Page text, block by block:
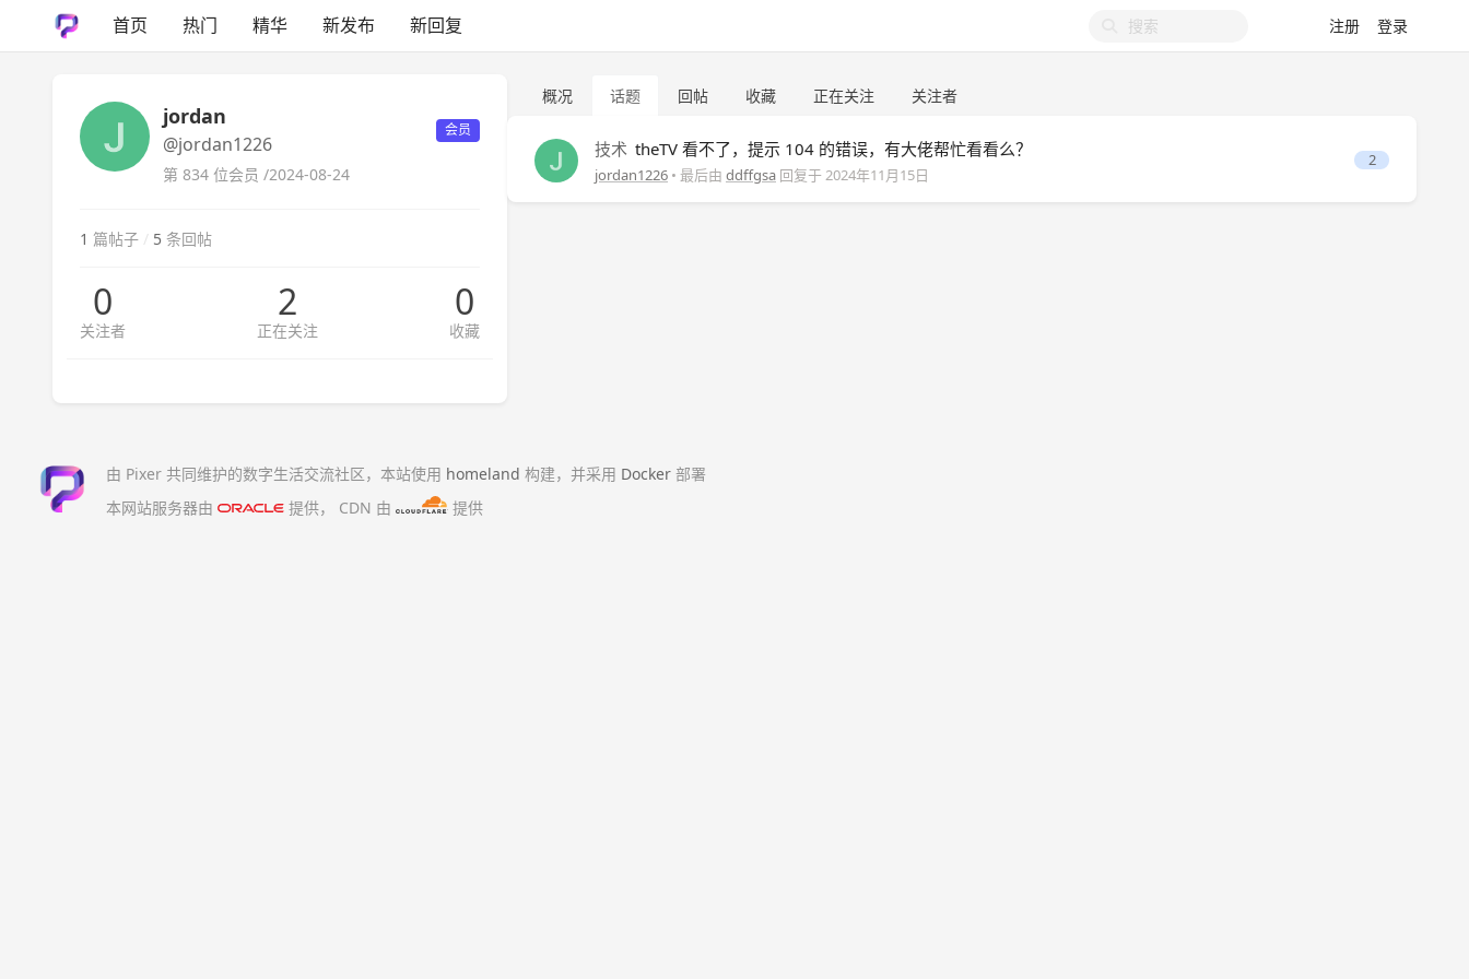
首页 热门 精华 新发布 新回复 注册 登录
jordan
@jordan1226
会员
第 834 位会员 /2024-08-24
1 篇帖子 / 5 条回帖
0
关注者
2
正在关注
0
收藏
概况 话题 回帖 收藏 正在关注 关注者
技术 theTV 看不了，提示 104 的错误，有大佬帮忙看看么？
jordan1226 • 最后由 ddffgsa 回复于2024年11月15日
2
由 Pixer 共同维护的数字生活交流社区，本站使用 homeland 构建，并采用 Docker 部署
本网站服务器由
提供， CDN 由 提供